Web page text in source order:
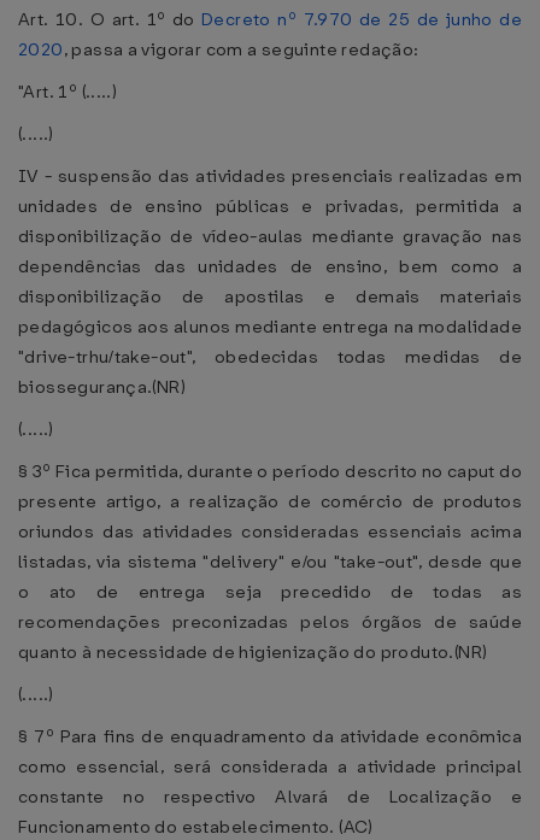
Art. 10. O art. 1º do Decreto nº 7.970 de 25 de junho de
2020, passa a vigorar com a seguinte redação:
"Art. 1º (.....)
(.....)
IV - suspensão das atividades presenciais realizadas em
unidades de ensino públicas e privadas, permitida a
disponibilização de vídeo-aulas mediante gravação nas
dependências das unidades de ensino, bem como a
disponibilização de apostilas e demais materiais
pedagógicos aos alunos mediante entrega na modalidade
"drive-trhu/take-out", obedecidas todas medidas de
biossegurança.(NR)
(.....)
§ 3º Fica permitida, durante o período descrito no caput do
presente artigo, a realização de comércio de produtos
oriundos das atividades consideradas essenciais acima
listadas, via sistema "delivery" e/ou "take-out", desde que
o ato de entrega seja precedido de todas as
recomendações preconizadas pelos órgãos de saúde
quanto à necessidade de higienização do produto.(NR)
(.....)
§ 7º Para fins de enquadramento da atividade econômica
como essencial, será considerada a atividade principal
constante no respectivo Alvará de Localização e
Funcionamento do estabelecimento. (AC)